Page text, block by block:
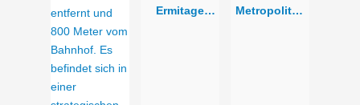
Ermitage
Metropolitan